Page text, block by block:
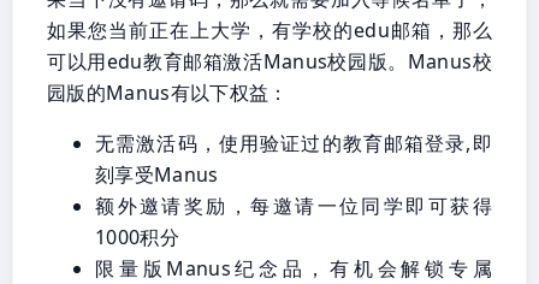
如果您当前正在上大学，有学校的edu邮箱，那么
可以用edu教育邮箱激活Manus校园版。Manus校
园版的Manus有以下权益：
无需激活码，使用验证过的教育邮箱登录,即
刻享受Manus
额外邀请奖励，每邀请一位同学即可获得
1000积分
限量版Manus纪念品，有机会解锁专属